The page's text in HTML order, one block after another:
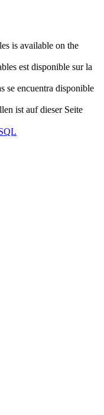
is available on the
est disponible sur la
se encuentra disponible
ist auf dieser Seite